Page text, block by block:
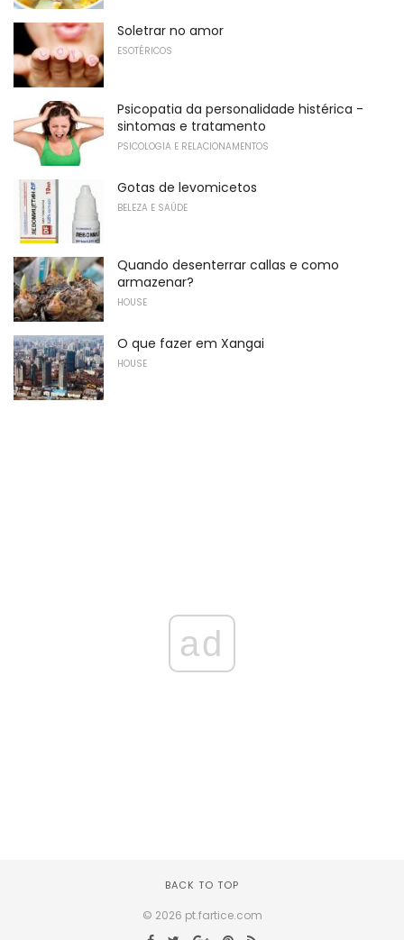
Soletrar no amor
ESOTÉRICOS
Psicopatia da personalidade histérica -
sintomas e tratamento
PSICOLOGIA E RELACIONAMENTOS
Gotas de levomicetos
BELEZA E SAÚDE
Quando desenterrar callas e como
armazenar?
HOUSE
O que fazer em Xangai
HOUSE
ad
BACK TO TOP
© 2026 pt.fartice.com